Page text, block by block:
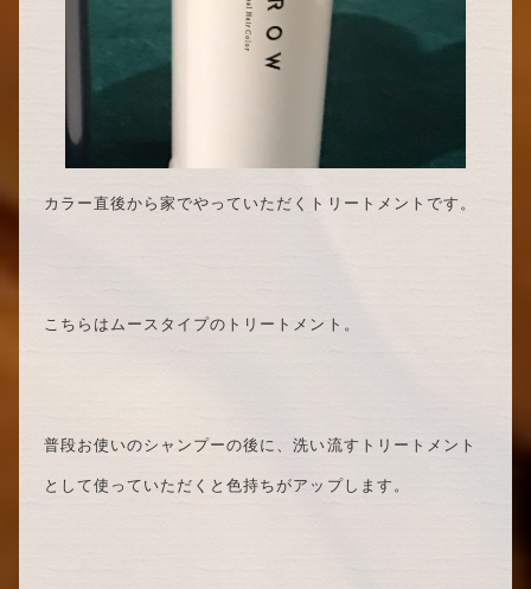
カラー直後から家でやっていただくトリートメントです。
こちらはムースタイプのトリートメント。
普段お使いのシャンプーの後に、洗い流すトリートメント
として使っていただくと色持ちがアップします。